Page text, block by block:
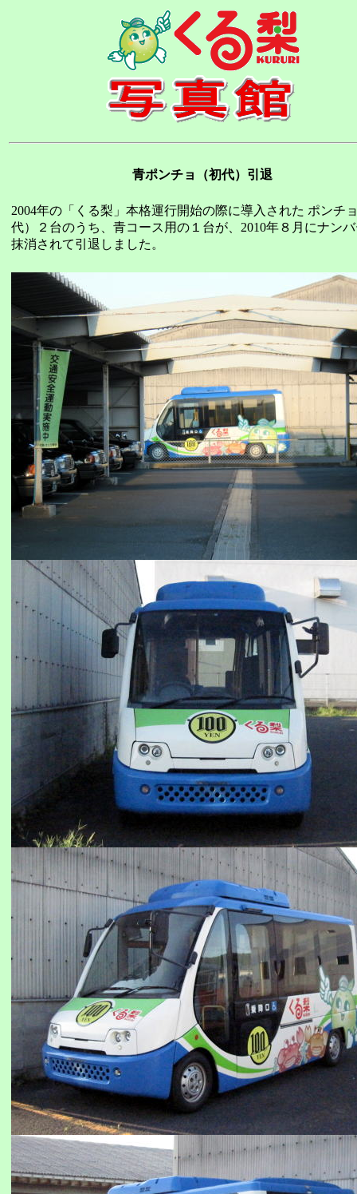
青ポンチョ（初代）引退
2004年の「くる梨」本格運行開始の際に導入された ポンチ
代）２台のうち、青コース用の１台が、2010年８月にナン
抹消されて引退しました。